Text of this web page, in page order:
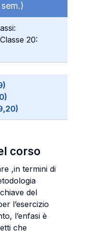
20:
corso
,in termini di
del
l’esercizio
l’enfasi è
che